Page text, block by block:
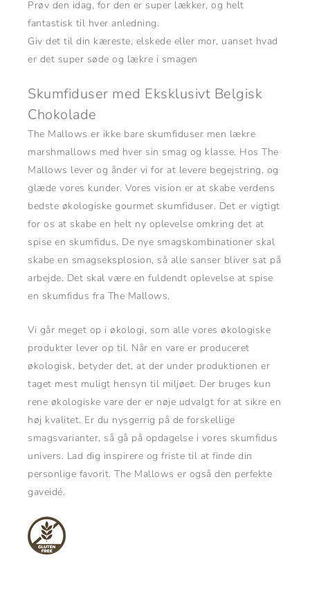
Prøv den idag, for den er super lækker, og helt
fantastisk til hver anledning.
Giv det til din kæreste, elskede eller mor, uanset hvad
er det super søde og lækre i smagen
Skumfiduser med Eksklusivt Belgisk
Chokolade
The Mallows er ikke bare skumfiduser men lækre
marshmallows med hver sin smag og klasse. Hos The
Mallows lever og ånder vi for at levere begejstring, og
glæde vores kunder. Vores vision er at skabe verdens
bedste økologiske gourmet skumfiduser. Det er vigtigt
for os at skabe en helt ny oplevelse omkring det at
spise en skumfidus. De nye smagskombinationer skal
skabe en smagseksplosion, så alle sanser bliver sat på
arbejde. Det skal være en fuldendt oplevelse at spise
en skumfidus fra The Mallows.
Vi går meget op i økologi, som alle vores økologiske
produkter lever op til. Når en vare er produceret
økologisk, betyder det, at der under produktionen er
taget mest muligt hensyn til miljøet. Der bruges kun
rene økologiske vare der er nøje udvalgt for at sikre en
høj kvalitet. Er du nysgerrig på de forskellige
smagsvarianter, så gå på opdagelse i vores skumfidus
univers. Lad dig inspirere og friste til at finde din
personlige favorit. The Mallows er også den perfekte
gaveidé.